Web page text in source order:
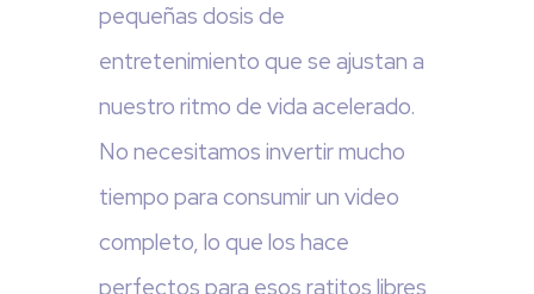
pequeñas dosis de
entretenimiento que se ajustan a
nuestro ritmo de vida acelerado.
No necesitamos invertir mucho
tiempo para consumir un video
completo, lo que los hace
perfectos para esos ratitos libres